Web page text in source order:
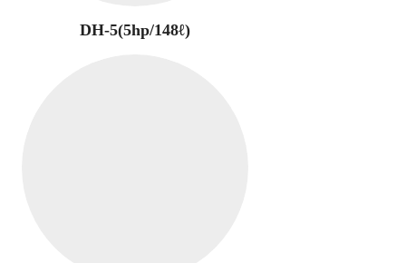
DH-5(5hp/148ℓ)